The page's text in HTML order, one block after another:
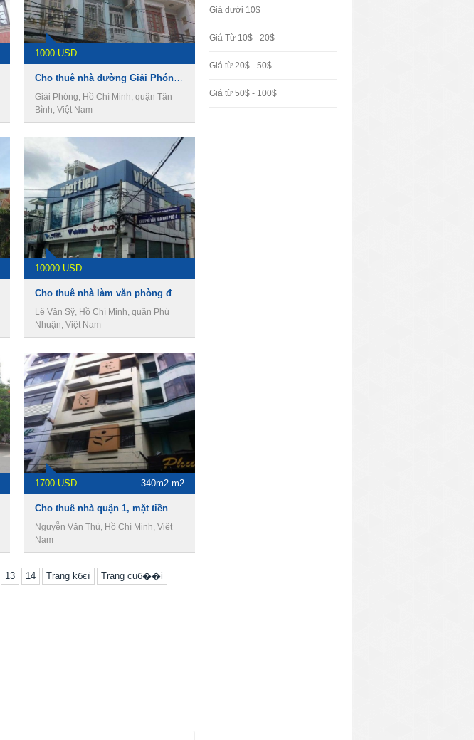
1000 USD
Cho thuê nhà đường Giải Phóng, phường 4, Quận Tân Bình
Giải Phóng, Hồ Chí Minh, quận Tân
Bình, Việt Nam
10000 USD
Cho thuê nhà làm văn phòng đường Lê Văn Sỹ , Phường 14, Quận Phú Nhuận
Lê Văn Sỹ, Hồ Chí Minh, quận Phú
Nhuận, Việt Nam
1700 USD 340m2 m2
Cho thuê nhà quận 1, mặt tiền đường Nguyễn Văn Thủ, P. Đa Kao, Quận 1
Nguyễn Văn Thủ, Hồ Chí Minh, Việt
Nam
13 14 Trang kбєї
Trang cuб��i
Giá dưới 10$
Giá Từ 10$ - 20$
Giá từ 20$ - 50$
Giá từ 50$ - 100$